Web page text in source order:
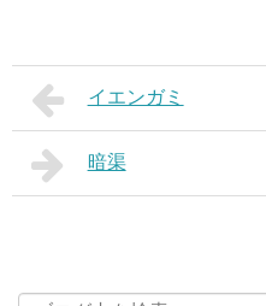
イエンガミ
暗渠